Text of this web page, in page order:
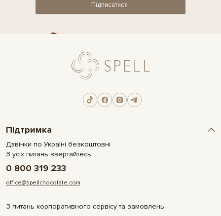
Підписатися
Підтримка
Дзвінки по Україні безкоштовні
З усіх питань звертайтесь:
0 800 319 233
office@spellchocolate.com
З питань корпоративного сервісу та замовлень: